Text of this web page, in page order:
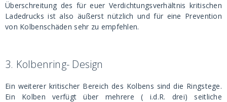
Überschreitung des für euer Verdichtungsverhältnis kritischen
Ladedrucks ist also äußerst nützlich und für eine Prevention
von Kolbenschäden sehr zu empfehlen.
3. Kolbenring- Design
Ein weiterer kritischer Bereich des Kolbens sind die Ringstege.
Ein Kolben verfügt über mehrere ( i.d.R. drei) seitliche